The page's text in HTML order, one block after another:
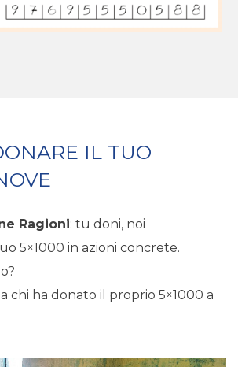
IL TUO
Ragioni: tu doni, noi
5×1000 in azioni concrete.
chi ha donato il proprio 5×1000 a